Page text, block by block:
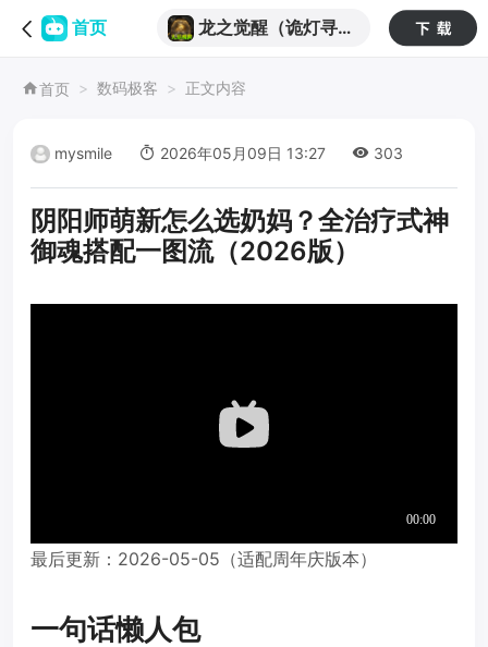
首页
龙之觉醒（诡灯寻龙
首页 数码极客 正文内容
mysmile 2026年05月09日 13:27 303
阴阳师萌新怎么选奶妈？全治疗式神
御魂搭配一图流（2026版）
最后更新：2026-05-05（适配周年庆版本）
一句话懒人包